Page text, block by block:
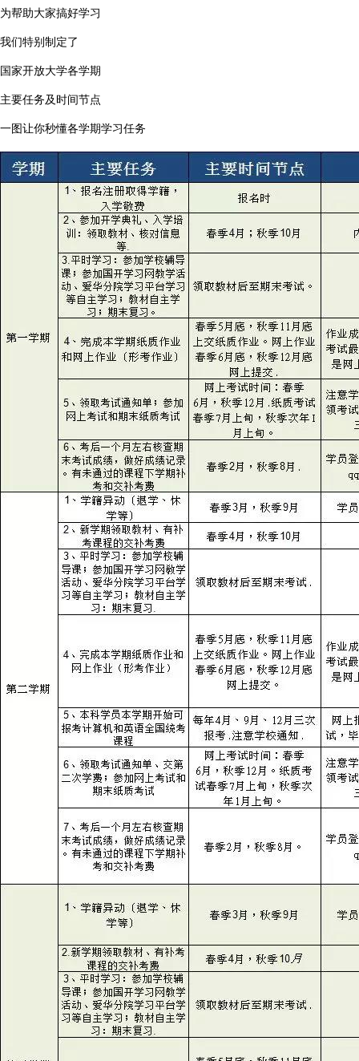
为帮助大家搞好学习
我们特别制定了
国家开放大学各学期
主要任务及时间节点
一图让你秒懂各学期学习任务